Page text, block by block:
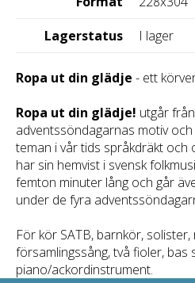
Lagerstatus
I lager
Ropa ut din glädje - ett
Ropa ut din glädje! utgår
adventssöndagarnas motiv
teman i vår tids språkdräkt
har sin hemvist i svensk
femton minuter lång och går
under de fyra
För kör SATB, barnkör,
församlingssång, två fioler, bas
piano/ackordinstrument.